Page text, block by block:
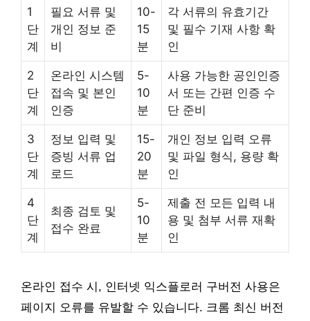
1
단
계
필요 서류 및
개인 정보 준
비
10-
15
분
각 서류의 유효기간
및 필수 기재 사항 확
인
2
단
계
온라인 시스템
접속 및 본인
인증
5-
10
분
사용 가능한 공인인증
서 또는 간편 인증 수
단 준비
3
단
계
정보 입력 및
증빙 서류 업
로드
15-
20
분
개인 정보 입력 오류
및 파일 형식, 용량 확
인
4
단
계
최종 검토 및
접수 완료
5-
10
분
제출 전 모든 입력 내
용 및 첨부 서류 재확
인
온라인 접수 시, 인터넷 익스플로러 구버전 사용은
페이지 오류를 유발할 수 있습니다. 크롬 최신 버전